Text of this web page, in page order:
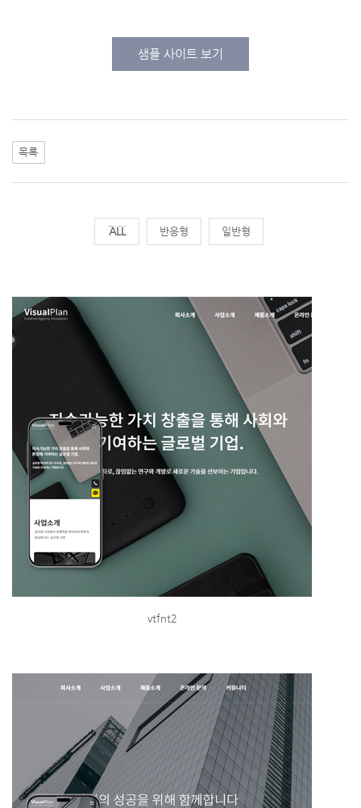
샘플 사이트 보기
전체 반응형 일반형
vtfnt2